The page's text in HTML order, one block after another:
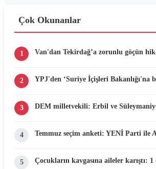
Çok Okunanlar
1 Van'dan Tekirdağ’a zorunlu göçün
2 YPJ'den ‘Suriye İçişleri Bakanlığı'na
3 DEM milletvekili: Erbil ve
4 Temmuz seçim anketi: YENİ Parti
5 Çocukların kavgasına aileler karıştı: